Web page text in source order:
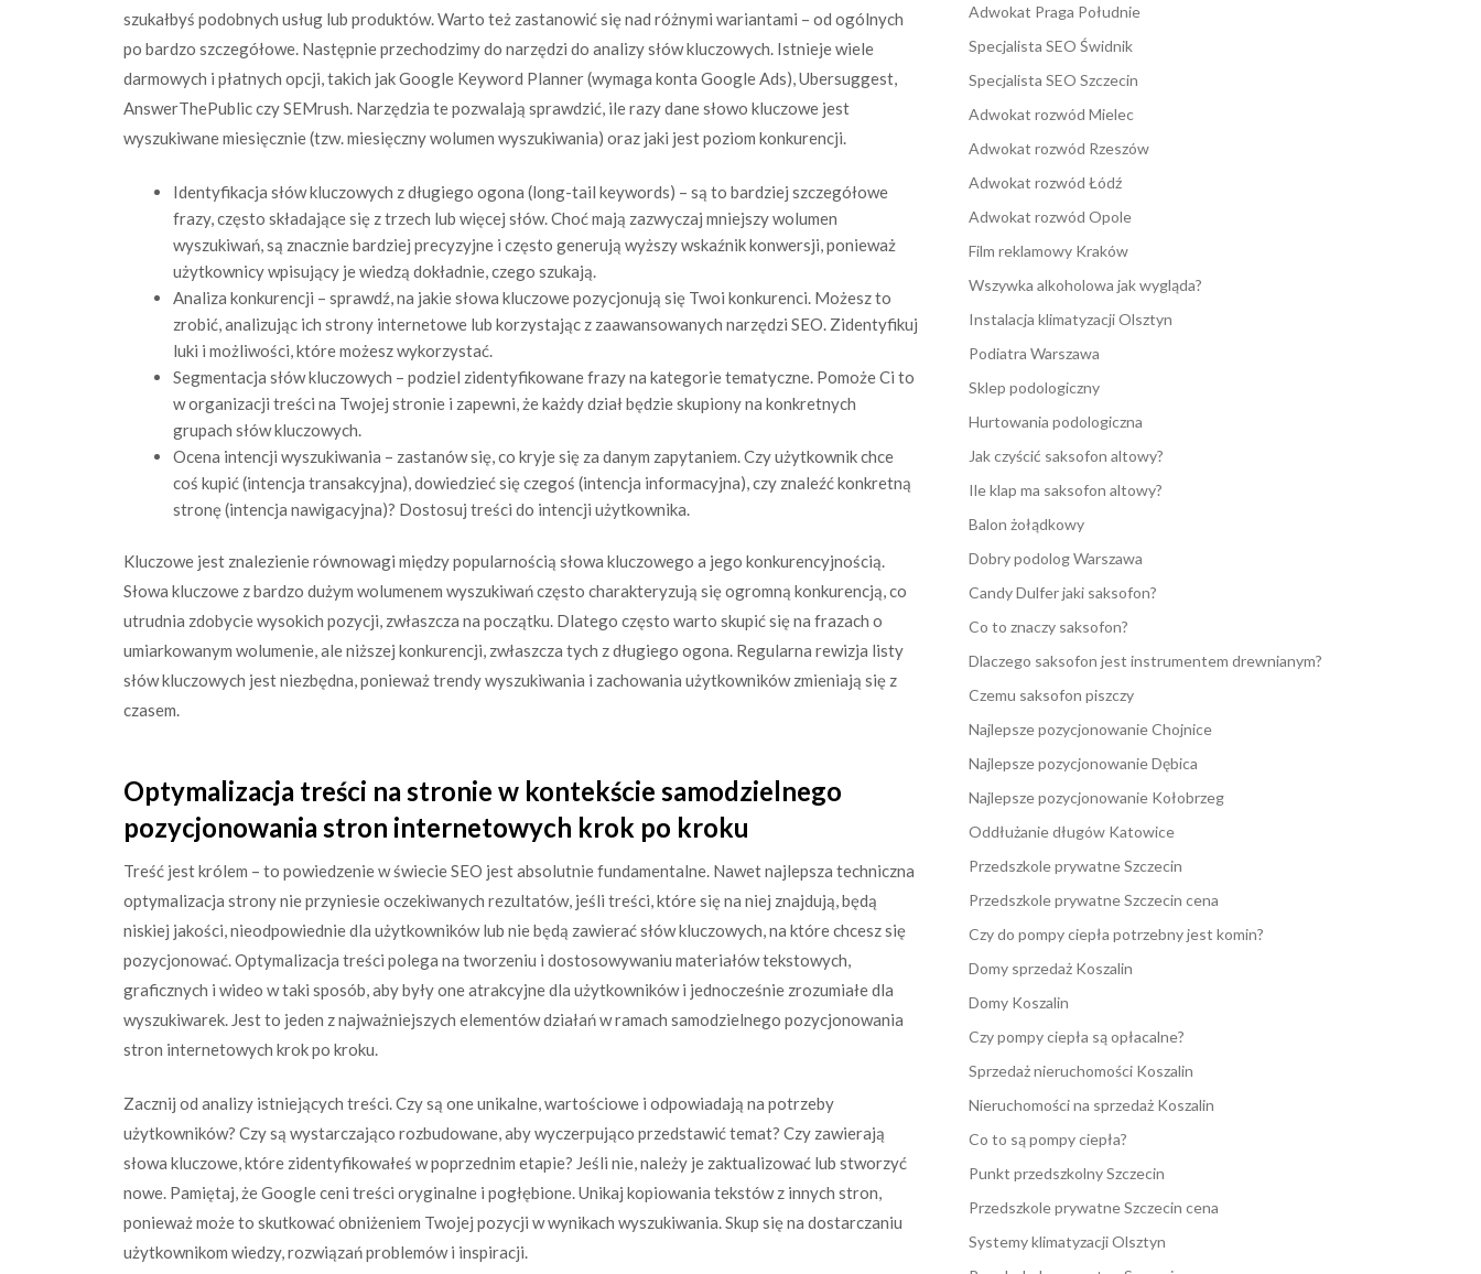
szukałbyś podobnych usług lub produktów. Warto też zastanowić się nad różnymi wariantami – od ogólnych
po bardzo szczegółowe. Następnie przechodzimy do narzędzi do analizy słów kluczowych. Istnieje wiele
darmowych i płatnych opcji, takich jak Google Keyword Planner (wymaga konta Google Ads), Ubersuggest,
AnswerThePublic czy SEMrush. Narzędzia te pozwalają sprawdzić, ile razy dane słowo kluczowe jest
wyszukiwane miesięcznie (tzw. miesięczny wolumen wyszukiwania) oraz jaki jest poziom konkurencji.
Identyfikacja słów kluczowych z długiego ogona (long-tail keywords) – są to bardziej szczegółowe
frazy, często składające się z trzech lub więcej słów. Choć mają zazwyczaj mniejszy wolumen
wyszukiwań, są znacznie bardziej precyzyjne i często generują wyższy wskaźnik konwersji, ponieważ
użytkownicy wpisujący je wiedzą dokładnie, czego szukają.
Analiza konkurencji – sprawdź, na jakie słowa kluczowe pozycjonują się Twoi konkurenci. Możesz to
zrobić, analizując ich strony internetowe lub korzystając z zaawansowanych narzędzi SEO. Zidentyfikuj
luki i możliwości, które możesz wykorzystać.
Segmentacja słów kluczowych – podziel zidentyfikowane frazy na kategorie tematyczne. Pomoże Ci to
w organizacji treści na Twojej stronie i zapewni, że każdy dział będzie skupiony na konkretnych
grupach słów kluczowych.
Ocena intencji wyszukiwania – zastanów się, co kryje się za danym zapytaniem. Czy użytkownik chce
coś kupić (intencja transakcyjna), dowiedzieć się czegoś (intencja informacyjna), czy znaleźć konkretną
stronę (intencja nawigacyjna)? Dostosuj treści do intencji użytkownika.
Kluczowe jest znalezienie równowagi między popularnością słowa kluczowego a jego konkurencyjnością.
Słowa kluczowe z bardzo dużym wolumenem wyszukiwań często charakteryzują się ogromną konkurencją, co
utrudnia zdobycie wysokich pozycji, zwłaszcza na początku. Dlatego często warto skupić się na frazach o
umiarkowanym wolumenie, ale niższej konkurencji, zwłaszcza tych z długiego ogona. Regularna rewizja listy
słów kluczowych jest niezbędna, ponieważ trendy wyszukiwania i zachowania użytkowników zmieniają się z
czasem.
Optymalizacja treści na stronie w kontekście samodzielnego
pozycjonowania stron internetowych krok po kroku
Treść jest królem – to powiedzenie w świecie SEO jest absolutnie fundamentalne. Nawet najlepsza techniczna
optymalizacja strony nie przyniesie oczekiwanych rezultatów, jeśli treści, które się na niej znajdują, będą
niskiej jakości, nieodpowiednie dla użytkowników lub nie będą zawierać słów kluczowych, na które chcesz się
pozycjonować. Optymalizacja treści polega na tworzeniu i dostosowywaniu materiałów tekstowych,
graficznych i wideo w taki sposób, aby były one atrakcyjne dla użytkowników i jednocześnie zrozumiałe dla
wyszukiwarek. Jest to jeden z najważniejszych elementów działań w ramach samodzielnego pozycjonowania
stron internetowych krok po kroku.
Zacznij od analizy istniejących treści. Czy są one unikalne, wartościowe i odpowiadają na potrzeby
użytkowników? Czy są wystarczająco rozbudowane, aby wyczerpująco przedstawić temat? Czy zawierają
słowa kluczowe, które zidentyfikowałeś w poprzednim etapie? Jeśli nie, należy je zaktualizować lub stworzyć
nowe. Pamiętaj, że Google ceni treści oryginalne i pogłębione. Unikaj kopiowania tekstów z innych stron,
ponieważ może to skutkować obniżeniem Twojej pozycji w wynikach wyszukiwania. Skup się na dostarczaniu
użytkownikom wiedzy, rozwiązań problemów i inspiracji.
Adwokat Praga Południe
Specjalista SEO Świdnik
Specjalista SEO Szczecin
Adwokat rozwód Mielec
Adwokat rozwód Rzeszów
Adwokat rozwód Łódź
Adwokat rozwód Opole
Film reklamowy Kraków
Wszywka alkoholowa jak wygląda?
Instalacja klimatyzacji Olsztyn
Podiatra Warszawa
Sklep podologiczny
Hurtowania podologiczna
Jak czyścić saksofon altowy?
Ile klap ma saksofon altowy?
Balon żołądkowy
Dobry podolog Warszawa
Candy Dulfer jaki saksofon?
Co to znaczy saksofon?
Dlaczego saksofon jest instrumentem drewnianym?
Czemu saksofon piszczy
Najlepsze pozycjonowanie Chojnice
Najlepsze pozycjonowanie Dębica
Najlepsze pozycjonowanie Kołobrzeg
Oddłużanie długów Katowice
Przedszkole prywatne Szczecin
Przedszkole prywatne Szczecin cena
Czy do pompy ciepła potrzebny jest komin?
Domy sprzedaż Koszalin
Domy Koszalin
Czy pompy ciepła są opłacalne?
Sprzedaż nieruchomości Koszalin
Nieruchomości na sprzedaż Koszalin
Co to są pompy ciepła?
Punkt przedszkolny Szczecin
Przedszkole prywatne Szczecin cena
Systemy klimatyzacji Olsztyn